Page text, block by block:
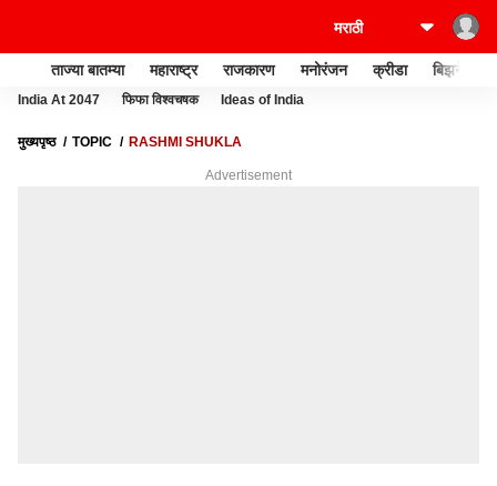
ताज्या बातम्या महाराष्ट्र राजकारण मनोरंजन क्रीडा बिझनेस
India At 2047 फिफा विश्वचषक Ideas of India
मुख्यपृष्ठ TOPIC RASHMI SHUKLA
Advertisement